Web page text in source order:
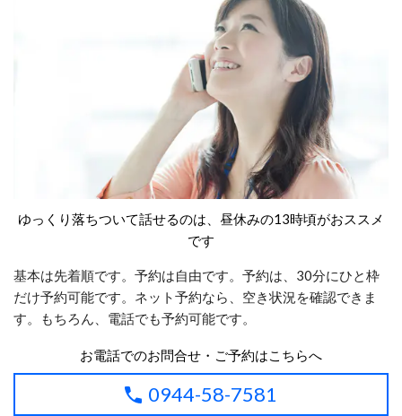
ゆっくり落ちついて話せるのは、昼休みの13時頃がおススメ
です
基本は先着順です。予約は自由です。予約は、30分にひと枠
だけ予約可能です。ネット予約なら、空き状況を確認できま
す。もちろん、電話でも予約可能です。
お電話でのお問合せ・ご予約はこちらへ
0944-58-7581